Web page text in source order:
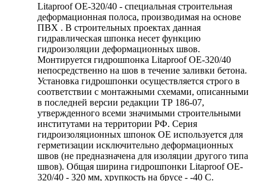
Litaproof OE-320/40 - специальная строительная
деформационная полоса, производимая на основе
ПВХ . В строительных проектах данная
гидравлическая шпонка несет функцию
гидроизоляции деформационных швов.
Монтируется гидрошпонка Litaproof OE-320/40
непосредственно на шов в течение заливки бетона.
Установка гидрошпонки осуществляется строго в
соответствии с монтажными схемами, описанными
в последней версии редакции ТР 186-07,
утвержденного всеми значимыми строительными
институтами на территории РФ. Серия
гидроизоляционных шпонок OE используется для
герметизации исключительно деформационных
швов (не предназначена для изоляции другого типа
швов). Общая ширина гидрошпонки Litaproof OE-
320/40 - 320 мм, хрупкость на брусе - -40 С.